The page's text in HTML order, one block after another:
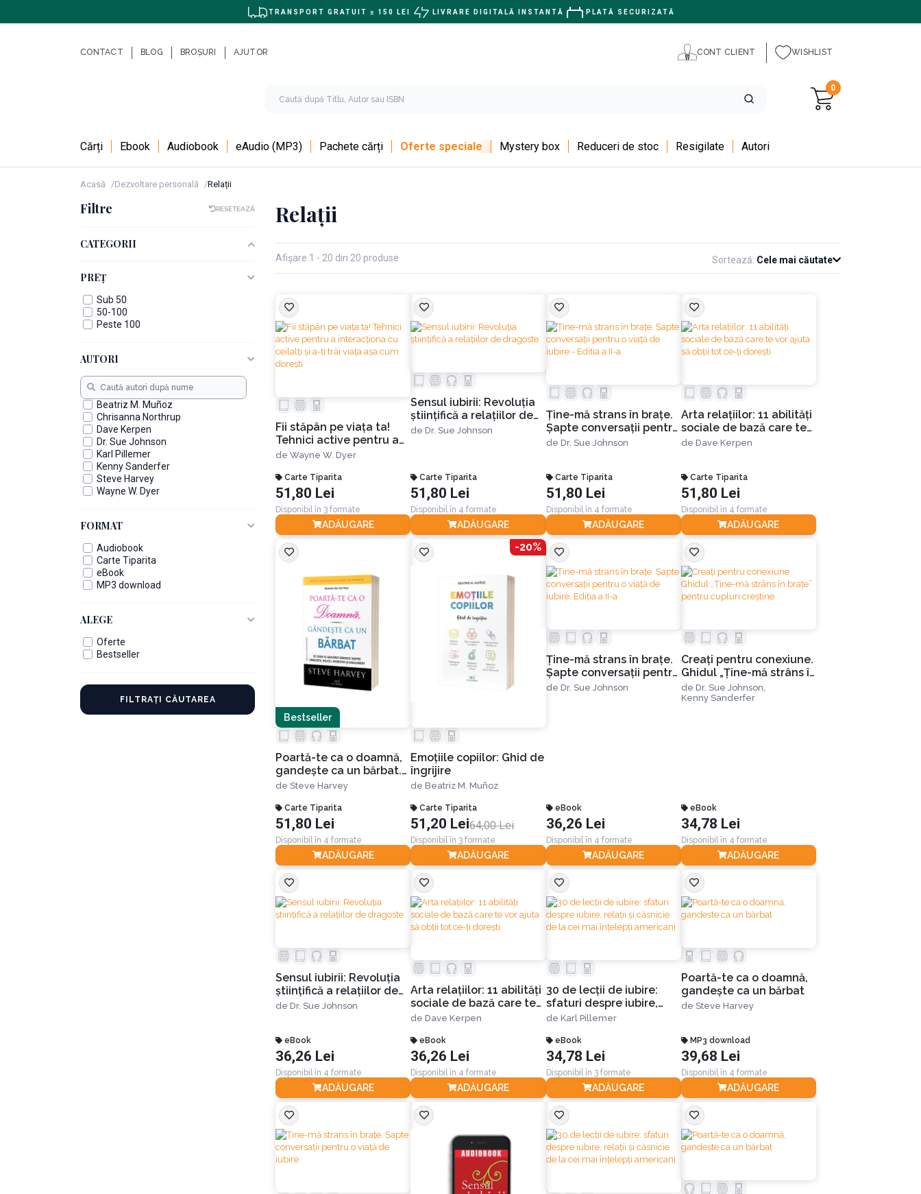
TRANSPORT GRATUIT ≥ 150 LEI LIVRARE DIGITALĂ INSTANTĂ PLATĂ SECURIZATĂ
CONTACT BLOG BROȘURI AJUTOR CONT CLIENT WISHLIST
0
Cărți Ebook Audiobook eAudio (MP3) Pachete cărți Oferte speciale Mystery box Reduceri de stoc Resigilate Autori
Acasă Dezvoltare personală Relații
Filtre RESETEAZĂ
CATEGORII
PREȚ
Sub 50
50-100
Peste 100
AUTORI
Beatriz M. Muñoz
Chrisanna Northrup
Dave Kerpen
Dr. Sue Johnson
Karl Pillemer
Kenny Sanderfer
Steve Harvey
Wayne W. Dyer
FORMAT
Audiobook
Carte Tiparita
eBook
MP3 download
ALEGE
Oferte
Bestseller
FILTRAȚI CĂUTAREA
Relații
Afișare 1 - 20 din 20 produse Sortează: Cele mai căutate
Fii stăpân pe viața ta!
Tehnici active pentru a
interacționa cu ceilalți și
dorești
de Wayne W. Dyer
Carte Tiparita
51,80 Lei
Disponibil în 3 formate
ADĂUGARE
Sensul iubirii: Revoluția
științifică a relațiilor de
dragoste
deDr. Sue Johnson
Carte Tiparita
51,80 Lei
Disponibil în 4 formate
ADĂUGARE
Ţine-mă strans în braţe.
Șapte conversaţii pentru
o viaţă de iubire - Editia
de Dr. Sue Johnson
Carte Tiparita
51,80 Lei
Disponibil în 4 formate
ADĂUGARE
Arta relațiilor: 11 abilități
sociale de bază care te
vor ajuta să obții tot ce-ți
de Dave Kerpen
Carte Tiparita
51,80 Lei
Disponibil în 4 formate
ADĂUGARE
Bestseller
Poartă-te ca o doamnă,
gandeşte ca un bărbat.
Ce cred cu adevărat
dragoste, relaţii,
intimitate şi angajament.
Editia a III-a
de Steve Harvey
Carte Tiparita
51,80 Lei
Disponibil în 4 formate
ADĂUGARE
-20%
Emoțiile copiilor: Ghid de
îngrijire
deBeatriz M. Muñoz
Carte Tiparita
51,20 Lei64,00 Lei
Disponibil în 3 formate
ADĂUGARE
Ţine-mă strans în braţe.
Șapte conversaţii pentru
o viaţă de iubire. Ediția a
de Dr. Sue Johnson
eBook
36,26 Lei
Disponibil în 4 formate
ADĂUGARE
Creați pentru conexiune.
Ghidul „Ține-mă strâns în
brațe” pentru cupluri
creștine
de Dr. Sue Johnson,
Kenny Sanderfer
eBook
34,78 Lei
Disponibil în 4 formate
ADĂUGARE
Sensul iubirii: Revoluția
științifică a relațiilor de
dragoste
de Dr. Sue Johnson
eBook
36,26 Lei
Disponibil în 4 formate
ADĂUGARE
Arta relațiilor: 11 abilități
sociale de bază care te
vor ajuta să obții tot ce-ți
deDave Kerpen
eBook
36,26 Lei
Disponibil în 4 formate
ADĂUGARE
30 de lecții de iubire:
sfaturi despre iubire,
relații și căsnicie de la
americani
de Karl Pillemer
eBook
34,78 Lei
Disponibil în 3 formate
ADĂUGARE
Poartă-te ca o doamnă,
gandeşte ca un bărbat
de Steve Harvey
MP3 download
39,68 Lei
Disponibil în 4 formate
ADĂUGARE